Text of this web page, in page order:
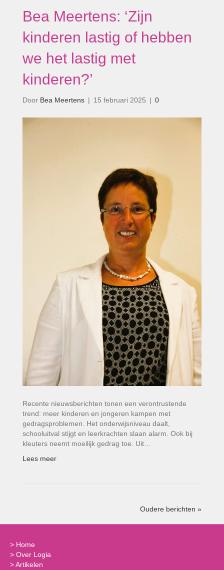
Bea Meertens: ‘Zijn
kinderen lastig of hebben
we het lastig met
kinderen?’
Door Bea Meertens | 15 februari 2025 | 0
Recente nieuwsberichten tonen een verontrustende
trend: meer kinderen en jongeren kampen met
gedragsproblemen. Het onderwijsniveau daalt,
schooluitval stijgt en leerkrachten slaan alarm. Ook bij
kleuters neemt moeilijk gedrag toe. Uit…
Lees meer
Oudere berichten »
> Home
> Over Logia
>Artikelen